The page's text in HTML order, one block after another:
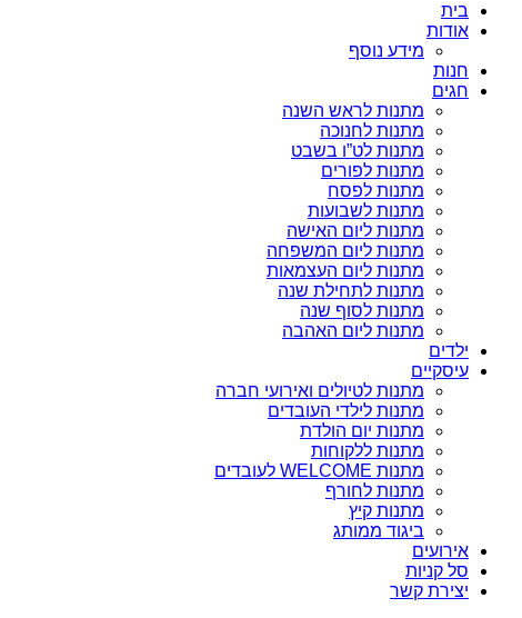
בית
אודות
מידע נוסף
חנות
חגים
מתנות לראש השנה
מתנות לחנוכה
מתנות לט”ו בשבט
מתנות לפורים
מתנות לפסח
מתנות לשבועות
מתנות ליום האישה
מתנות ליום המשפחה
מתנות ליום העצמאות
מתנות לתחילת שנה
מתנות לסוף שנה
מתנות ליום האהבה
ילדים
עיסקיים
מתנות לטיולים ואירועי חברה
מתנות לילדי העובדים
מתנות יום הולדת
מתנות ללקוחות
מתנות WELCOME לעובדים
מתנות לחורף
מתנות קיץ
ביגוד ממותג
אירועים
סל קניות
יצירת קשר